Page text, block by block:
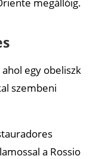
egy obeliszk
szembeni
a Rossio